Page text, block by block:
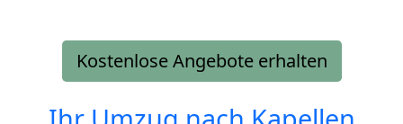
Kostenlose Angebote erhalten